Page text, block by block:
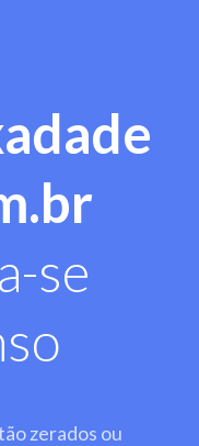
se
zerados ou